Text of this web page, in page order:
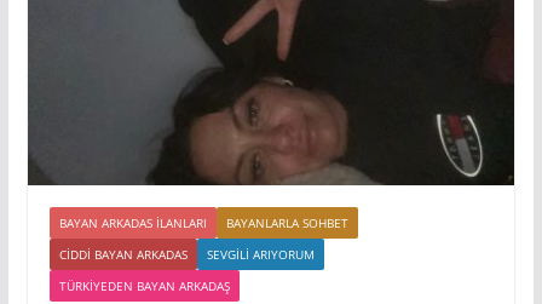
BAYAN ARKADAS ILANLARI
BAYANLARLA SOHBET
CIDDI BAYAN ARKADAS
SEVGILI ARIYORUM
TÜRKIYEDEN BAYAN ARKADAŞ